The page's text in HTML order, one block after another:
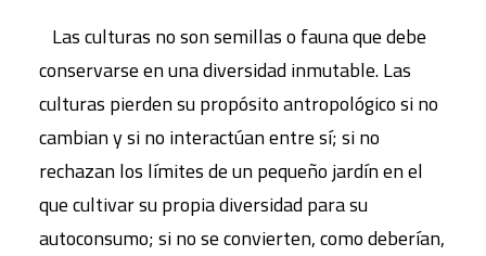
Las culturas no son semillas o fauna que debe
conservarse en una diversidad inmutable. Las
culturas pierden su propósito antropológico si no
cambian y si no interactúan entre sí; si no
rechazan los límites de un pequeño jardín en el
que cultivar su propia diversidad para su
autoconsumo; si no se convierten, como deberían,